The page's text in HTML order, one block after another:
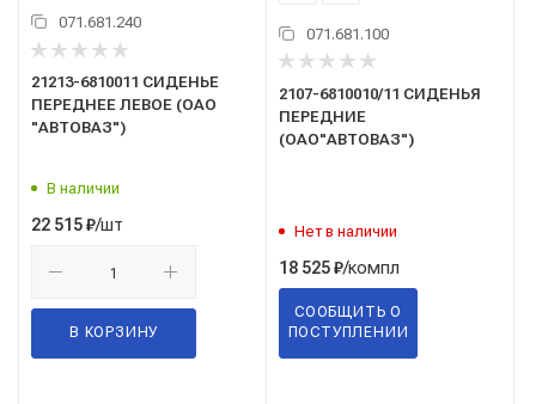
071.681.240
21213-6810011 СИДЕНЬЕ
ПЕРЕДНЕЕ ЛЕВОЕ (ОАО
"АВТОВАЗ")
В наличии
22 515₽/шт
В КОРЗИНУ
071.681.100
2107-6810010/11 СИДЕНЬЯ
ПЕРЕДНИЕ
(ОАО"АВТОВАЗ")
Нет в наличии
18 525₽/компл
СООБЩИТЬ О
ПОСТУПЛЕНИИ